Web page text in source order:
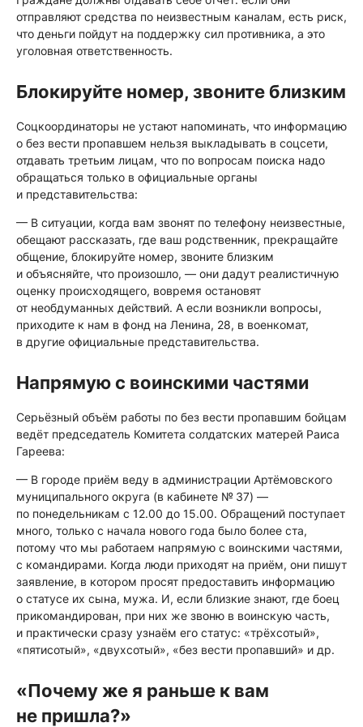
отправляют средства по неизвестным каналам, есть риск,
что деньги пойдут на поддержку сил противника, а это
уголовная ответственность.
Блокируйте номер, звоните близким
Соцкоординаторы не устают напоминать, что информацию
о без вести пропавшем нельзя выкладывать в соцсети,
отдавать третьим лицам, что по вопросам поиска надо
обращаться только в официальные органы
и представительства:
— В ситуации, когда вам звонят по телефону неизвестные,
обещают рассказать, где ваш родственник, прекращайте
общение, блокируйте номер, звоните близким
и объясняйте, что произошло, — они дадут реалистичную
оценку происходящего, вовремя остановят
от необдуманных действий. А если возникли вопросы,
приходите к нам в фонд на Ленина, 28, в военкомат,
в другие официальные представительства.
Напрямую с воинскими частями
Серьёзный объём работы по без вести пропавшим бойцам
ведёт председатель Комитета солдатских матерей Раиса
Гареева:
— В городе приём веду в администрации Артёмовского
муниципального округа (в кабинете № 37) —
по понедельникам с 12.00 до 15.00. Обращений поступает
много, только с начала нового года было более ста,
потому что мы работаем напрямую с воинскими частями,
с командирами. Когда люди приходят на приём, они пишут
заявление, в котором просят предоставить информацию
о статусе их сына, мужа. И, если близкие знают, где боец
прикомандирован, при них же звоню в воинскую часть,
и практически сразу узнаём его статус: «трёхсотый»,
«пятисотый», «двухсотый», «без вести пропавший» и др.
«Почему же я раньше к вам
не пришла?»